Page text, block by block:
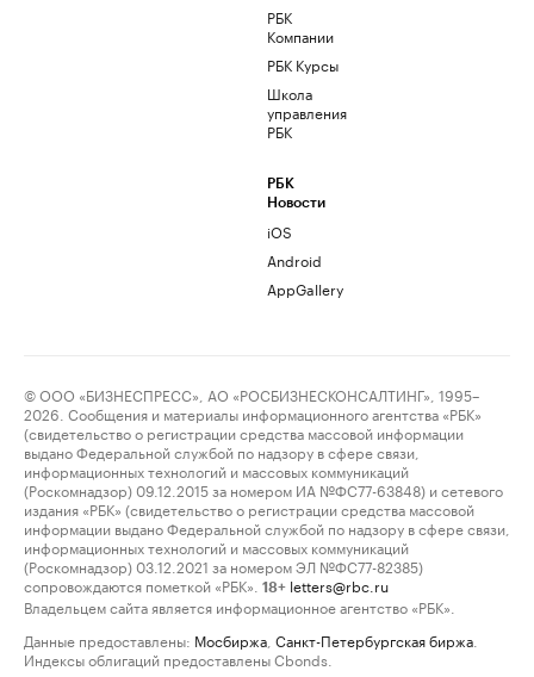
РБК
Компании
РБК Курсы
Школа
управления
РБК
РБК
Новости
iOS
Android
AppGallery
© ООО «БИЗНЕСПРЕСС», АО «РОСБИЗНЕСКОНСАЛТИНГ», 1995–
2026. Сообщения и материалы информационного агентства «РБК»
(свидетельство о регистрации средства массовой информации
выдано Федеральной службой по надзору в сфере связи,
информационных технологий и массовых коммуникаций
(Роскомнадзор) 09.12.2015 за номером ИА №ФС77-63848) и сетевого
издания «РБК» (свидетельство о регистрации средства массовой
информации выдано Федеральной службой по надзору в сфере связи,
информационных технологий и массовых коммуникаций
(Роскомнадзор) 03.12.2021 за номером ЭЛ №ФС77-82385)
сопровождаются пометкой «РБК».
18+ letters@rbc.ru
Владельцем сайта является информационное агентство «РБК».
Данные предоставлены: Мосбиржа Санкт-Петербургская биржа
Индексы облигаций предоставлены Cbonds.